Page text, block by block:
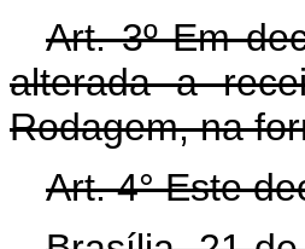
Art. 3º Em
alterada a
Rodagem, na
Art. 4° Este